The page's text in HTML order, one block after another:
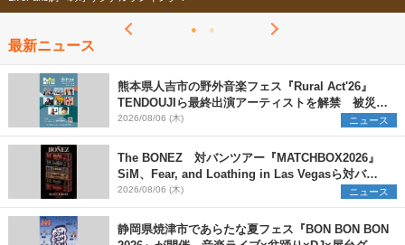
最新ニュース
熊本県人吉市の野外音楽フェス『Rural Act'26』
TENDOUJIら最終出演アーティストを解禁 被災地
支援プロジェクトの始動も発表
2026/08/06 (木) ニュース
The BONEZ 対バンツアー『MATCHBOX2026』
SiM、Fear, and Loathing in Las Vegasら対バン
アーティストを一斉解禁
2026/08/06 (木) ニュース
静岡県焼津市であらたな夏フェス『BON BON BON